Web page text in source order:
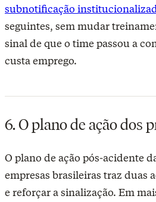
subnotificação
seguintes, sem mudar
sinal de que o time passou a
custa emprego.
6. O plano de ação dos
O plano de ação pós-acidente
empresas brasileiras traz duas
e reforçar a sinalização. Em